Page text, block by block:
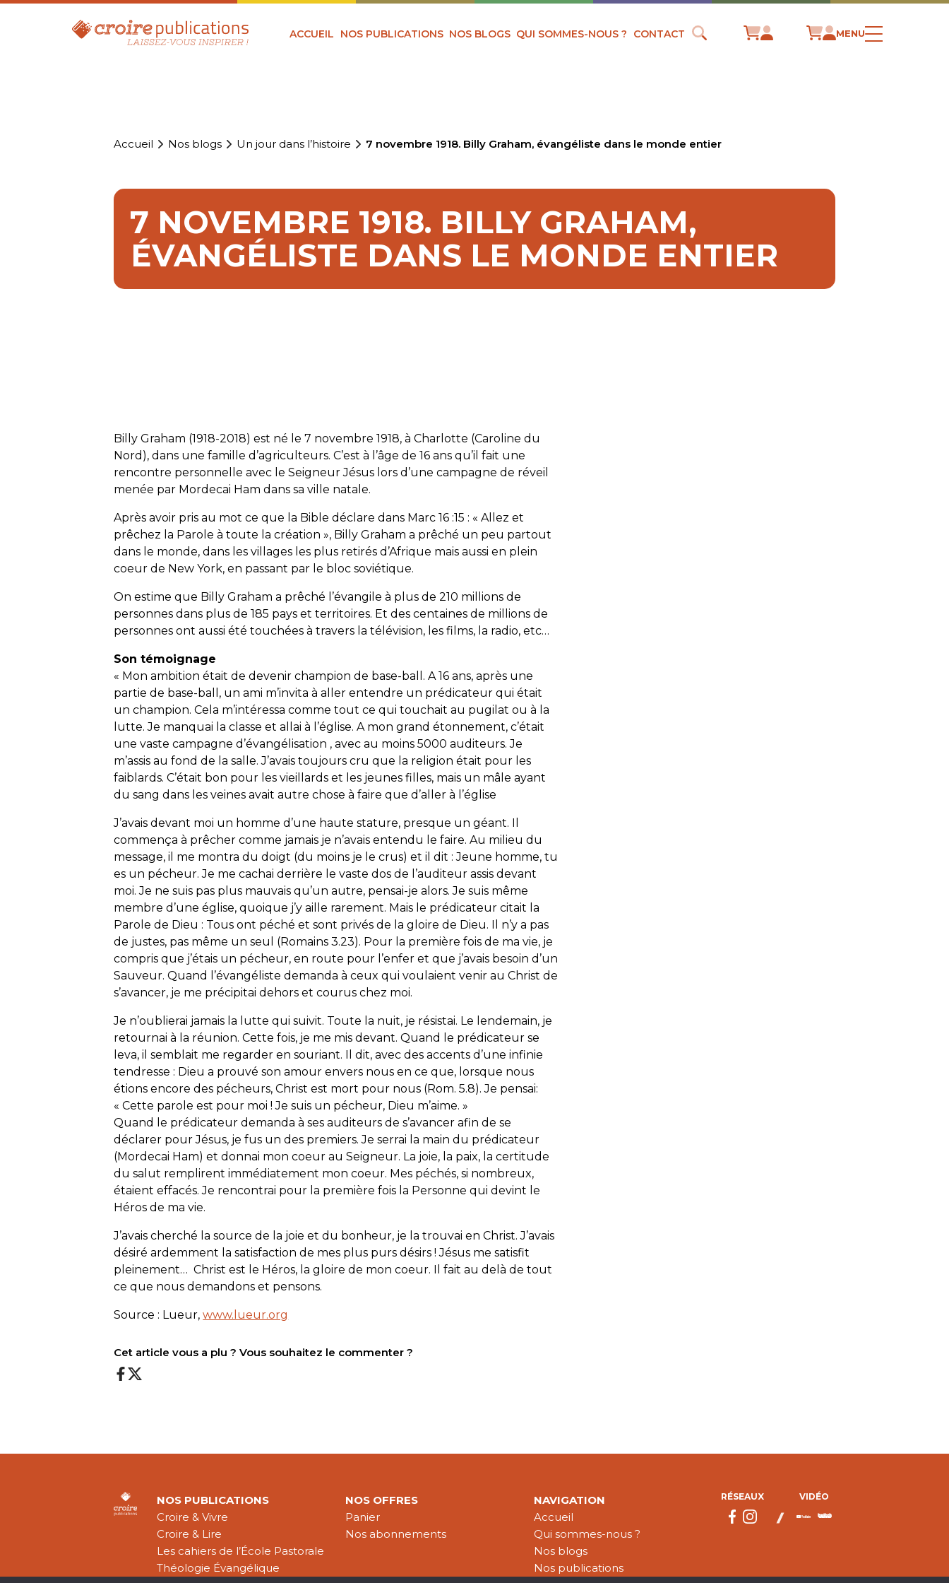
ACCUEIL NOS PUBLICATIONS NOS BLOGS QUI SOMMES-NOUS ? CONTACT MENU
Accueil Nos blogs Un jour dans l’histoire 7 novembre 1918. Billy Graham, évangéliste dans le monde entier
7 NOVEMBRE 1918. BILLY GRAHAM,
ÉVANGÉLISTE DANS LE MONDE ENTIER
Billy Graham (1918-2018) est né le 7 novembre 1918, à Charlotte (Caroline du
Nord), dans une famille d’agriculteurs. C’est à l’âge de 16 ans qu’il fait une
rencontre personnelle avec le Seigneur Jésus lors d’une campagne de réveil
menée par Mordecai Ham dans sa ville natale.
Après avoir pris au mot ce que la Bible déclare dans Marc 16 :15 : « Allez et
prêchez la Parole à toute la création », Billy Graham a prêché un peu partout
dans le monde, dans les villages les plus retirés d’Afrique mais aussi en plein
coeur de New York, en passant par le bloc soviétique.
On estime que Billy Graham a prêché l’évangile à plus de 210 millions de
personnes dans plus de 185 pays et territoires. Et des centaines de millions de
personnes ont aussi été touchées à travers la télévision, les films, la radio, etc…
Son témoignage
« Mon ambition était de devenir champion de base-ball. A 16 ans, après une
partie de base-ball, un ami m’invita à aller entendre un prédicateur qui était
un champion. Cela m’intéressa comme tout ce qui touchait au pugilat ou à la
lutte. Je manquai la classe et allai à l’église. A mon grand étonnement, c’était
une vaste campagne d’évangélisation , avec au moins 5000 auditeurs. Je
m’assis au fond de la salle. J’avais toujours cru que la religion était pour les
faiblards. C’était bon pour les vieillards et les jeunes filles, mais un mâle ayant
du sang dans les veines avait autre chose à faire que d’aller à l’église
J’avais devant moi un homme d’une haute stature, presque un géant. Il
commença à prêcher comme jamais je n’avais entendu le faire. Au milieu du
message, il me montra du doigt (du moins je le crus) et il dit : Jeune homme, tu
es un pécheur. Je me cachai derrière le vaste dos de l’auditeur assis devant
moi. Je ne suis pas plus mauvais qu’un autre, pensai-je alors. Je suis même
membre d’une église, quoique j’y aille rarement. Mais le prédicateur citait la
Parole de Dieu : Tous ont péché et sont privés de la gloire de Dieu. Il n’y a pas
de justes, pas même un seul (Romains 3.23). Pour la première fois de ma vie, je
compris que j’étais un pécheur, en route pour l’enfer et que j’avais besoin d’un
Sauveur. Quand l’évangéliste demanda à ceux qui voulaient venir au Christ de
s’avancer, je me précipitai dehors et courus chez moi.
Je n’oublierai jamais la lutte qui suivit. Toute la nuit, je résistai. Le lendemain, je
retournai à la réunion. Cette fois, je me mis devant. Quand le prédicateur se
leva, il semblait me regarder en souriant. Il dit, avec des accents d’une infinie
tendresse : Dieu a prouvé son amour envers nous en ce que, lorsque nous
étions encore des pécheurs, Christ est mort pour nous (Rom. 5.8). Je pensai:
« Cette parole est pour moi ! Je suis un pécheur, Dieu m’aime. »
Quand le prédicateur demanda à ses auditeurs de s’avancer afin de se
déclarer pour Jésus, je fus un des premiers. Je serrai la main du prédicateur
(Mordecai Ham) et donnai mon coeur au Seigneur. La joie, la paix, la certitude
du salut remplirent immédiatement mon coeur. Mes péchés, si nombreux,
étaient effacés. Je rencontrai pour la première fois la Personne qui devint le
Héros de ma vie.
J’avais cherché la source de la joie et du bonheur, je la trouvai en Christ. J’avais
désiré ardemment la satisfaction de mes plus purs désirs ! Jésus me satisfit
pleinement… Christ est le Héros, la gloire de mon coeur. Il fait au delà de tout
ce que nous demandons et pensons.
Source : Lueur,www.lueur.org
Cet article vous a plu ? Vous souhaitez le commenter ?
NOS PUBLICATIONS
Croire & Vivre
Croire & Lire
Les cahiers de l’École Pastorale
Théologie Évangélique
NOS OFFRES
Panier
Nos abonnements
NAVIGATION
Accueil
Qui sommes-nous ?
Nos blogs
Nos publications
RÉSEAUX VIDÉO